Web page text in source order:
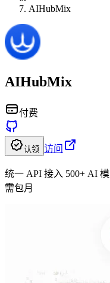
AIHubMix
AIHubMix
付费
认领 访问
统一 API 接入 500+ AI
需包月